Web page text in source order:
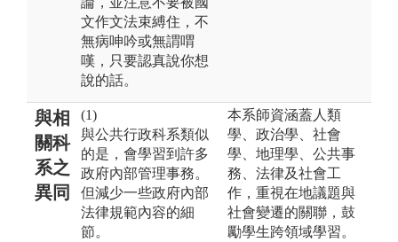
文作文法束縛住，不
無病呻吟或無謂喟
嘆，只要認真說你想
說的話。
與相
關科
系之
異同
(1)
與公共行政科系類似
的是，會學習到許多
政府內部管理事務。
但減少一些政府內部
法律規範內容的細
節。
本系師資涵蓋人類
學、政治學、社會
學、地理學、公共事
務、法律及社會工
作，重視在地議題與
社會變遷的關聯，鼓
勵學生跨領域學習。